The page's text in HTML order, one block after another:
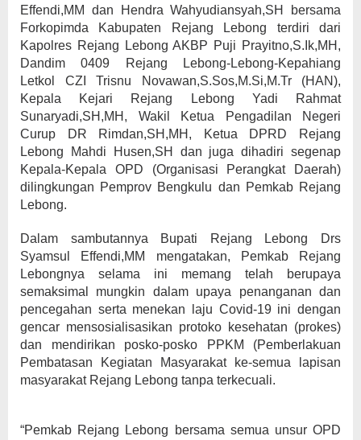
Effendi,MM dan Hendra Wahyudiansyah,SH bersama
Forkopimda Kabupaten Rejang Lebong terdiri dari
Kapolres Rejang Lebong AKBP Puji Prayitno,S.Ik,MH,
Dandim 0409 Rejang Lebong-Lebong-Kepahiang
Letkol CZI Trisnu Novawan,S.Sos,M.Si,M.Tr (HAN),
Kepala Kejari Rejang Lebong Yadi Rahmat
Sunaryadi,SH,MH, Wakil Ketua Pengadilan Negeri
Curup DR Rimdan,SH,MH, Ketua DPRD Rejang
Lebong Mahdi Husen,SH dan juga dihadiri segenap
Kepala-Kepala OPD (Organisasi Perangkat Daerah)
dilingkungan Pemprov Bengkulu dan Pemkab Rejang
Lebong.
Dalam sambutannya Bupati Rejang Lebong Drs
Syamsul Effendi,MM mengatakan, Pemkab Rejang
Lebongnya selama ini memang telah berupaya
semaksimal mungkin dalam upaya penanganan dan
pencegahan serta menekan laju Covid-19 ini dengan
gencar mensosialisasikan protoko kesehatan (prokes)
dan mendirikan posko-posko PPKM (Pemberlakuan
Pembatasan Kegiatan Masyarakat ke-semua lapisan
masyarakat Rejang Lebong tanpa terkecuali.
“Pemkab Rejang Lebong bersama semua unsur OPD